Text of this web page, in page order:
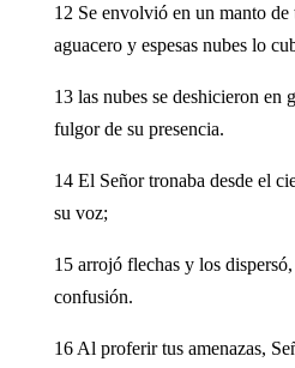
12 Se envolvió en un manto
aguacero y espesas nubes lo
13 las nubes se deshicieron en
fulgor de su presencia.
14 El Señor tronaba desde el
su voz;
15 arrojó flechas y los
confusión.
16 Al proferir tus amenazas,